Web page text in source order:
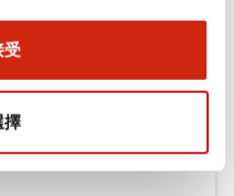
受
擇
準
制元件 (英文版)